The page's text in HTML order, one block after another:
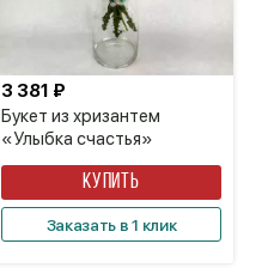
Букет из хризантем
«Улыбка счастья»
3 381 ₽
КУПИТЬ
Заказать в 1 клик